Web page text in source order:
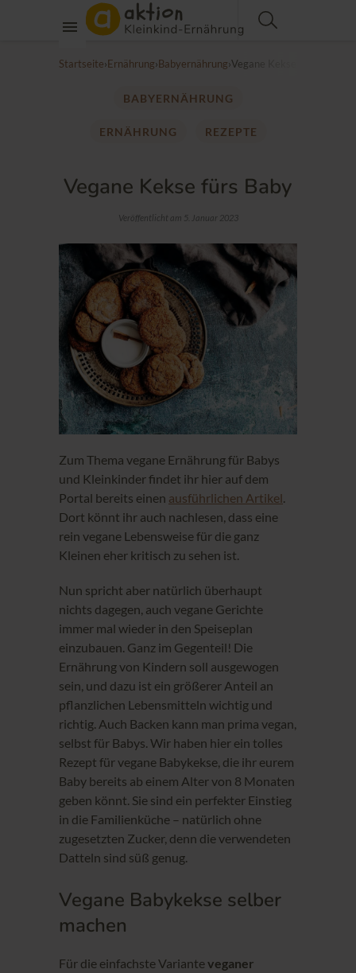
Startseite›Ernährung›Babyernährung›Vegane Kekse fürs Baby
BABYERNÄHRUNG
ERNÄHRUNG REZEPTE
Vegane Kekse fürs Baby
Veröffentlicht am 5. Januar 2023
Zum Thema vegane Ernährung für Babys
und Kleinkinder findet ihr hier auf dem
Portal bereits einen ausführlichen Artikel.
Dort könnt ihr auch nachlesen, dass eine
rein vegane Lebensweise für die ganz
Kleinen eher kritisch zu sehen ist.
Nun spricht aber natürlich überhaupt
nichts dagegen, auch vegane Gerichte
immer mal wieder in den Speiseplan
einzubauen. Ganz im Gegenteil! Die
Ernährung von Kindern soll ausgewogen
sein, und dazu ist ein größerer Anteil an
pflanzlichen Lebensmitteln wichtig und
richtig. Auch Backen kann man prima vegan,
selbst für Babys. Wir haben hier ein tolles
Rezept für vegane Babykekse, die ihr eurem
Baby bereits ab einem Alter von 8 Monaten
geben könnt. Sie sind ein perfekter Einstieg
in die Familienküche – natürlich ohne
zugesetzten Zucker, denn die verwendeten
Datteln sind süß genug.
Vegane Babykekse selber
machen
Für die einfachste Varianteveganer